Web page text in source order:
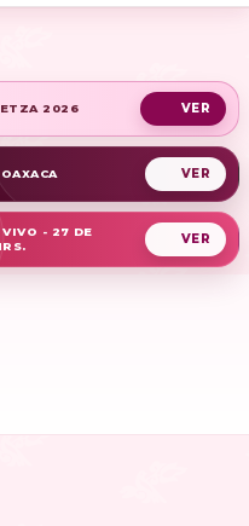
2026
- 27 DE